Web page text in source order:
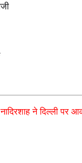
ने दिल्ली पर